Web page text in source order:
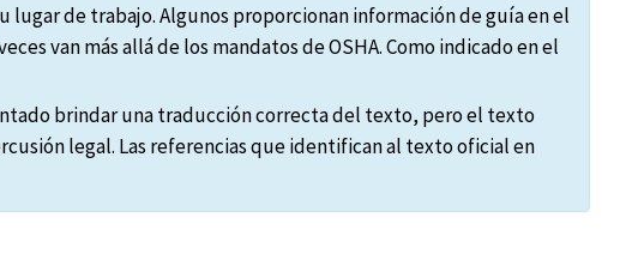
lugar de trabajo. Algunos proporcionan información de guía en el
van más allá de los mandatos de OSHA. Como indicado en el
brindar una traducción correcta del texto, pero el texto
legal. Las referencias que identifican al texto oficial en